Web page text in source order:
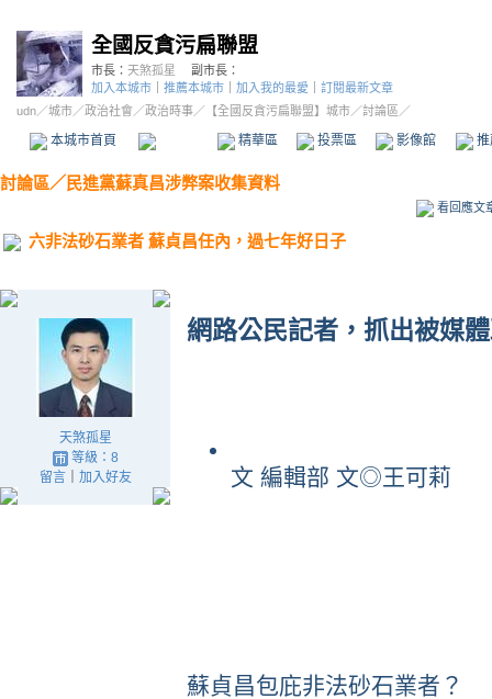
全國反貪污扁聯盟
市長： 天煞孤星
副市長：
加入本城市
推薦本城市 加入我的最愛
訂閱最新文章
udn／城市／政治社會 ／政治時事／ 【全國反貪污扁聯盟】城市／討論區／
本城市首頁 精華區 投票區 影像館
討論區／ 民進黨蘇真昌涉弊案收集資料
看回應文
六非法砂石業者 蘇貞昌任內，過七年好日子
天煞孤星
等級：8
留言｜ 加入好友
網路公民記者，抓出被媒
文 編輯部 文◎王可莉
蘇貞昌包庇非法砂石業者？